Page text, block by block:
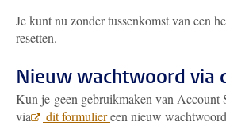
Je kunt nu zonder tussenkomst van een
resetten.
Nieuw wachtwoord via
Kun je geen gebruikmaken van Account
via
dit formuliereen nieuw